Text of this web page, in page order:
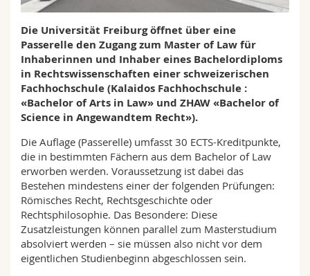
Math.-Nat. und Med. Fak.
Interfakultär
Mitarbeitende
Doktorierende
Webmail
Vorlesungsverzeichnis
MyUnifr
Die Universität Freiburg öffnet über eine
Passerelle den Zugang zum Master of Law für
Inhaberinnen und Inhaber eines Bachelordiploms
in Rechtswissenschaften einer schweizerischen
Fachhochschule (Kalaidos Fachhochschule :
«Bachelor of Arts in Law» und ZHAW «Bachelor of
Science in Angewandtem Recht»).
Die Auflage (Passerelle) umfasst 30 ECTS-Kreditpunkte,
die in bestimmten Fächern aus dem Bachelor of Law
erworben werden. Voraussetzung ist dabei das
Bestehen mindestens einer der folgenden Prüfungen:
Römisches Recht, Rechtsgeschichte oder
Rechtsphilosophie. Das Besondere: Diese
Zusatzleistungen können parallel zum Masterstudium
absolviert werden – sie müssen also nicht vor dem
eigentlichen Studienbeginn abgeschlossen sein.